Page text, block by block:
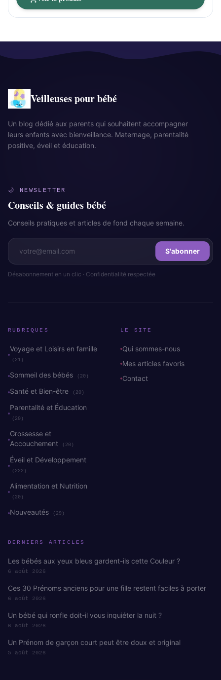
Veilleuses pour bébé
Un blog dédié aux parents qui souhaitent accompagner
leurs enfants avec bienveillance. Maternage, parentalité
positive, éveil et éducation.
🌙 NEWSLETTER
Conseils & guides bébé
Conseils pratiques et articles de fond chaque semaine.
S'abonner
Désabonnement en un clic · Confidentialité respectée
RUBRIQUES
Voyage et Loisirs en famille
(21)
Sommeil des bébés (20)
Santé et Bien-être (20)
Parentalité et Éducation
(20)
Grossesse et
Accouchement
(20)
Éveil et Développement
(222)
Alimentation et Nutrition
(20)
Nouveautés (29)
LE SITE
Qui sommes-nous
Mes articles favoris
Contact
DERNIERS ARTICLES
Les bébés aux yeux bleus gardent-ils cette Couleur ?
6 août 2026
Ces 30 Prénoms anciens pour une fille restent faciles à porter
6 août 2026
Un bébé qui ronfle doit-il vous inquiéter la nuit ?
6 août 2026
Un Prénom de garçon court peut être doux et original
5 août 2026